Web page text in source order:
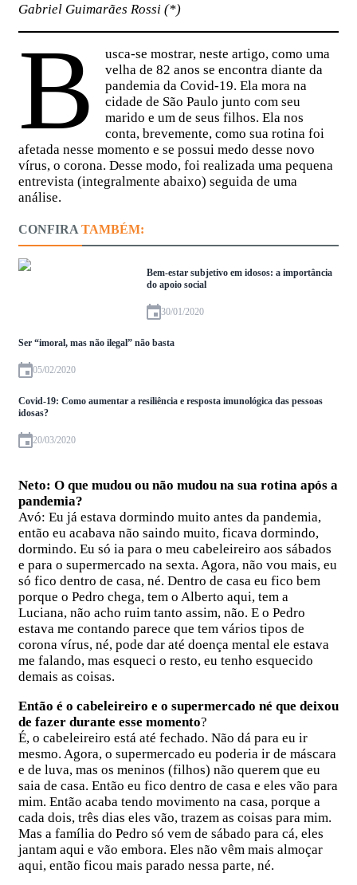
Gabriel Guimarães Rossi (*)
B
usca-se mostrar, neste artigo, como uma
velha de 82 anos se encontra diante da
pandemia da Covid-19. Ela mora na
cidade de São Paulo junto com seu
marido e um de seus filhos. Ela nos
conta, brevemente, como sua rotina foi
afetada nesse momento e se possui medo desse novo
vírus, o corona. Desse modo, foi realizada uma pequena
entrevista (integralmente abaixo) seguida de uma
análise.
CONFIRA TAMBÉM:
Bem-estar subjetivo em idosos: a importância
do apoio social
30/01/2020
Ser “imoral, mas não ilegal” não basta
05/02/2020
Covid-19: Como aumentar a resiliência e resposta imunológica das pessoas
idosas?
20/03/2020
Neto: O que mudou ou não mudou na sua rotina após a
pandemia?
Avó: Eu já estava dormindo muito antes da pandemia,
então eu acabava não saindo muito, ficava dormindo,
dormindo. Eu só ia para o meu cabeleireiro aos sábados
e para o supermercado na sexta. Agora, não vou mais, eu
só fico dentro de casa, né. Dentro de casa eu fico bem
porque o Pedro chega, tem o Alberto aqui, tem a
Luciana, não acho ruim tanto assim, não. E o Pedro
estava me contando parece que tem vários tipos de
corona vírus, né, pode dar até doença mental ele estava
me falando, mas esqueci o resto, eu tenho esquecido
demais as coisas.
Então é o cabeleireiro e o supermercado né que deixou
de fazer durante esse momento?
É, o cabeleireiro está até fechado. Não dá para eu ir
mesmo. Agora, o supermercado eu poderia ir de máscara
e de luva, mas os meninos (filhos) não querem que eu
saia de casa. Então eu fico dentro de casa e eles vão para
mim. Então acaba tendo movimento na casa, porque a
cada dois, três dias eles vão, trazem as coisas para mim.
Mas a família do Pedro só vem de sábado para cá, eles
jantam aqui e vão embora. Eles não vêm mais almoçar
aqui, então ficou mais parado nessa parte, né.